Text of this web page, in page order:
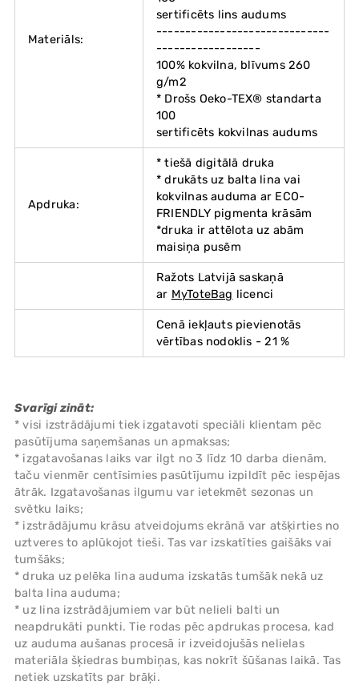
Materiāls:
sertificēts lins audums
------------------------------
------------------
100% kokvilna, blīvums 260
g/m2
* Drošs Oeko-TEX® standarta
100
sertificēts kokvilnas audums
Apdruka:
* tiešā digitālā druka
* drukāts uz balta lina vai
kokvilnas auduma ar ECO-
FRIENDLY pigmenta krāsām
*druka ir attēlota uz abām
maisiņa pusēm
Ražots Latvijā saskaņā
ar MyToteBag licenci
Cenā iekļauts pievienotās
vērtības nodoklis - 21 %
Svarīgi zināt:
* visi izstrādājumi tiek izgatavoti speciāli klientam pēc
pasūtījuma saņemšanas un apmaksas;
* izgatavošanas laiks var ilgt no 3 līdz 10 darba dienām,
taču vienmēr centīsimies pasūtījumu izpildīt pēc iespējas
ātrāk. Izgatavošanas ilgumu var ietekmēt sezonas un
svētku laiks;
* izstrādājumu krāsu atveidojums ekrānā var atšķirties no
uztveres to aplūkojot tieši. Tas var izskatīties gaišāks vai
tumšāks;
* druka uz pelēka lina auduma izskatās tumšāk nekā uz
balta lina auduma;
* uz lina izstrādājumiem var būt nelieli balti un
neapdrukāti punkti. Tie rodas pēc apdrukas procesa, kad
uz auduma aušanas procesā ir izveidojušās nelielas
materiāla šķiedras bumbiņas, kas nokrīt šūšanas laikā. Tas
netiek uzskatīts par brāķi.